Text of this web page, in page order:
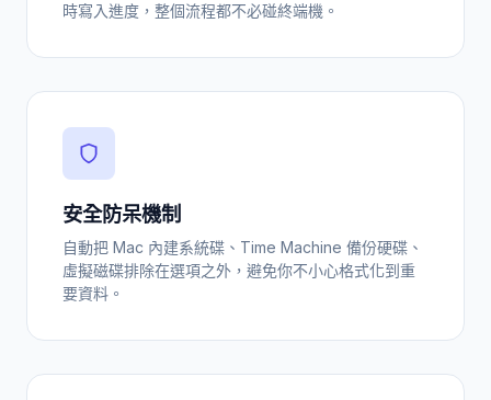
時寫入進度，整個流程都不必碰終端機。
安全防呆機制
自動把 Mac 內建系統碟、Time Machine 備份硬碟、
虛擬磁碟排除在選項之外，避免你不小心格式化到重
要資料。